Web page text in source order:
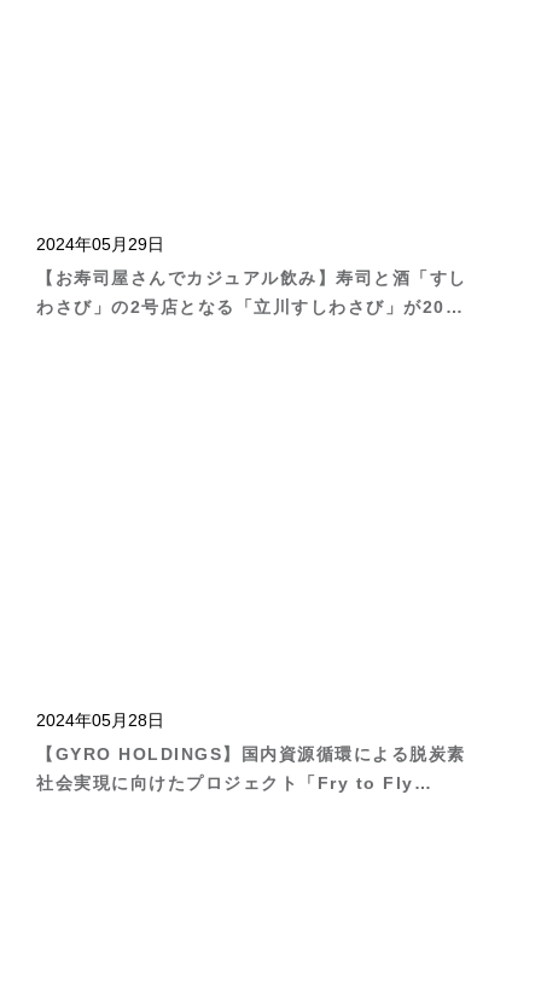
2024年05月29日
【お寿司屋さんでカジュアル飲み】寿司と酒「すし
わさび」の2号店となる「立川すしわさび」が2024
2024年05月28日
【GYRO HOLDINGS】国内資源循環による脱炭素
社会実現に向けたプロジェクト「Fry to Fly